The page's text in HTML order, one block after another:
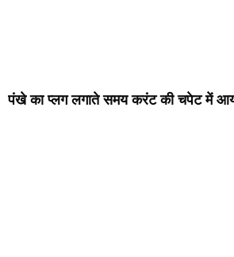
पंखे का प्लग लगाते समय करंट की चपेट में